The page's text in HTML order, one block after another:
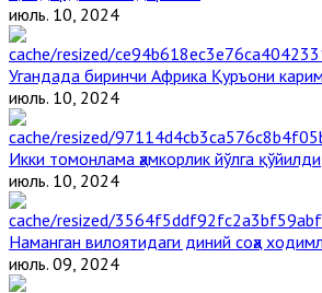
июль. 10, 2024
Угандада биринчи Aфрика Қуръони
июль. 10, 2024
Икки томонлама ҳамкорлик йўлга қўйилди
июль. 10, 2024
Наманган вилоятидаги диний соҳа
июль. 09, 2024